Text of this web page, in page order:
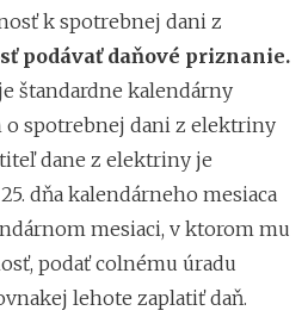
k spotrebnej dani z
podávať daňové priznanie.
štandardne kalendárny
o spotrebnej dani z elektriny
dane z elektriny je
dňa kalendárneho mesiaca
mesiaci, v ktorom mu
podať colnému úradu
lehote zaplatiť daň.